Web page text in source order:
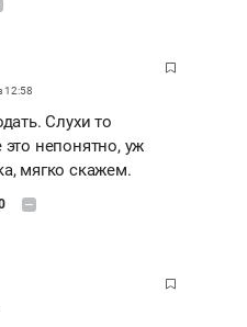
12:58
Слухи то
непонятно, уж
мягко скажем.